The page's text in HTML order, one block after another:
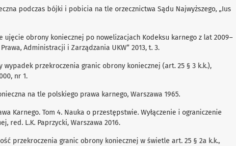
podczas bójki i pobicia na tle orzecznictwa Sądu Najwyższego, „Ius
ujęcie obrony koniecznej po nowelizacjach Kodeksu karnego z lat 2009–
Administracji i Zarządzania UKW” 2013, t. 3.
wypadek przekroczenia granic obrony koniecznej (art. 25 § 3 k.k.),
nr 1.
na tle polskiego prawa karnego, Warszawa 1965.
Karnego. Tom 4. Nauka o przestępstwie. Wyłączenie i ograniczenie
red. L.K. Paprzycki, Warszawa 2016.
przekroczenia granic obrony koniecznej w świetle art. 25 § 2a k.k.,